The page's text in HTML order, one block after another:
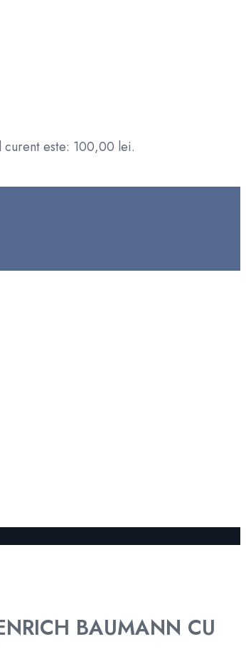
curent este: 100,00 lei.
BAUMANN CU